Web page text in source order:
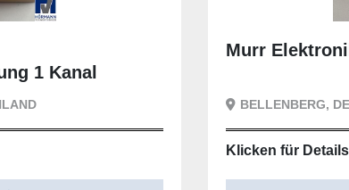
Murr Elektronik Relais
BELLENBERG, DEUTSCHLAND
Klicken für Details